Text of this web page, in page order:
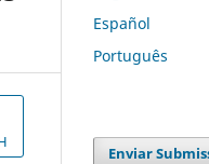
Español
Português
Enviar